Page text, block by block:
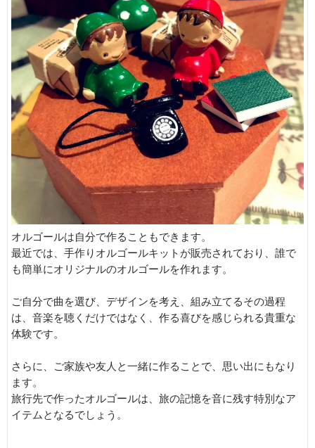
オルゴールは自分で作ることもできます。
最近では、手作りオルゴールキットが販売されており、誰で
も簡単にオリジナルのオルゴールを作れます。
ご自分で曲を選び、デザインを考え、組み立てるその過程
は、音楽を聴くだけではなく、作る喜びを感じられる貴重な
体験です。
さらに、ご家族や友人と一緒に作ることで、思い出にもなり
ます。
旅行先で作ったオルゴールは、旅の記憶を音に残す特別なア
イテムとなるでしょう。